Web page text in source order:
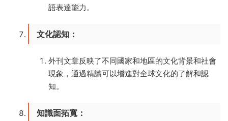
語表達能力。
文化認知 ：
外刊文章反映了不同國家和地區的文化背景和社會
現象，通過精讀可以增進對全球文化的了解和認
知。
知識面拓寬 ：